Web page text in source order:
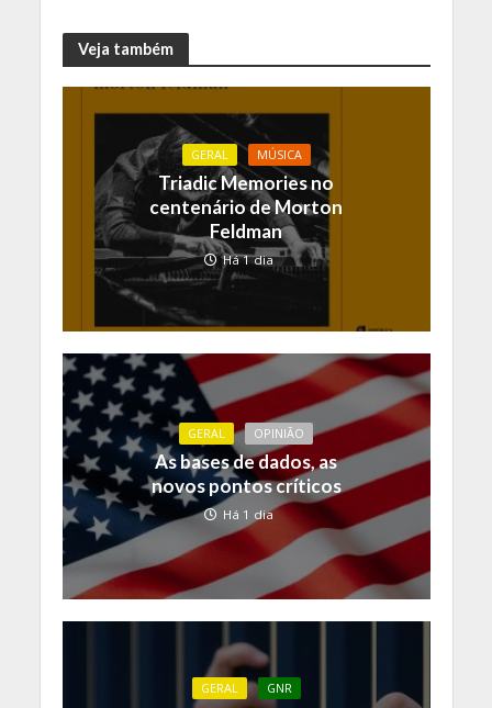
Veja também
GERAL MÚSICA
Triadic Memories no
centenário de Morton
Feldman
Há 1 dia
GERAL OPINIÃO
As bases de dados, as
novos pontos críticos
Há 1 dia
GERAL GNR